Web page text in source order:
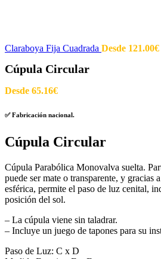
Claraboya Fija Cuadrada Desde 121.00€
Cúpula Circular
Desde 65.16€
✅ Fabricación nacional.
Cúpula Circular
Cúpula Parabólica Monovalva suelta.
puede ser mate o transparente, y gracias
esférica, permite el paso de luz cenital,
posición del sol.
– La cúpula viene sin taladrar.
– Incluye un juego de tapones para su
Paso de Luz: C x D